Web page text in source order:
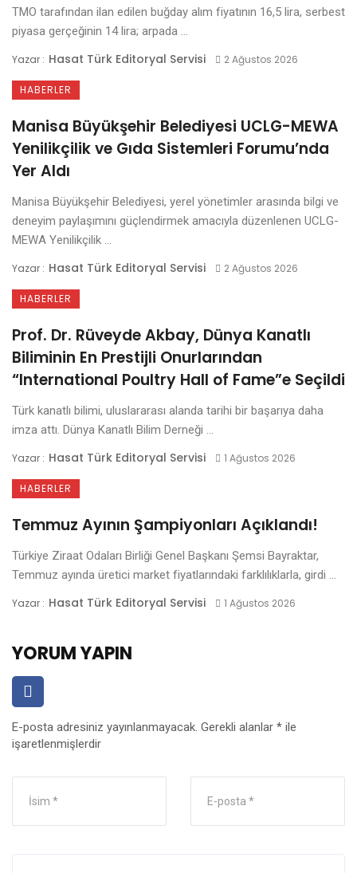
TMO tarafından ilan edilen buğday alım fiyatının 16,5 lira, serbest
piyasa gerçeğinin 14 lira; arpada ...
Yazar : Hasat Türk Editoryal Servisi 2 Ağustos 2026
HABERLER
Manisa Büyükşehir Belediyesi UCLG-MEWA
Yenilikçilik ve Gıda Sistemleri Forumu’nda
Yer Aldı
Manisa Büyükşehir Belediyesi, yerel yönetimler arasında bilgi ve
deneyim paylaşımını güçlendirmek amacıyla düzenlenen UCLG-
MEWA Yenilikçilik ...
Yazar : Hasat Türk Editoryal Servisi 2 Ağustos 2026
HABERLER
Prof. Dr. Rüveyde Akbay, Dünya Kanatlı
Biliminin En Prestijli Onurlarından
“International Poultry Hall of Fame”e Seçildi
Türk kanatlı bilimi, uluslararası alanda tarihi bir başarıya daha
imza attı. Dünya Kanatlı Bilim Derneği ...
Yazar : Hasat Türk Editoryal Servisi 1 Ağustos 2026
HABERLER
Temmuz Ayının Şampiyonları Açıklandı!
Türkiye Ziraat Odaları Birliği Genel Başkanı Şemsi Bayraktar,
Temmuz ayında üretici market fiyatlarındaki farklılıklarla, girdi ...
Yazar : Hasat Türk Editoryal Servisi 1 Ağustos 2026
YORUM YAPIN
E-posta adresiniz yayınlanmayacak. Gerekli alanlar * ile
işaretlenmişlerdir